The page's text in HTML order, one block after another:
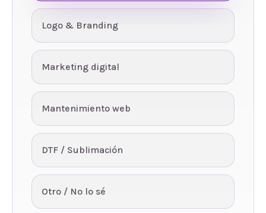
Logo & Branding
Marketing digital
Mantenimiento web
DTF / Sublimación
Otro / No lo sé